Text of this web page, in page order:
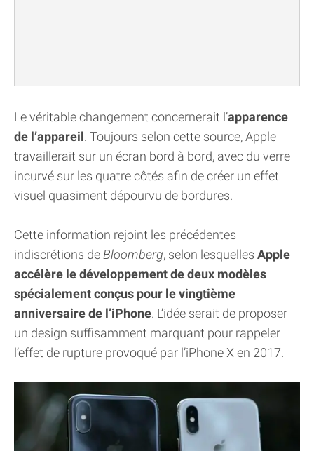
Le véritable changement concernerait l’apparence
de l’appareil. Toujours selon cette source, Apple
travaillerait sur un écran bord à bord, avec du verre
incurvé sur les quatre côtés afin de créer un effet
visuel quasiment dépourvu de bordures.
Cette information rejoint les précédentes
indiscrétions de Bloomberg, selon lesquelles Apple
accélère le développement de deux modèles
spécialement conçus pour le vingtième
anniversaire de l’iPhone. L’idée serait de proposer
un design suffisamment marquant pour rappeler
l’effet de rupture provoqué par l’iPhone X en 2017.